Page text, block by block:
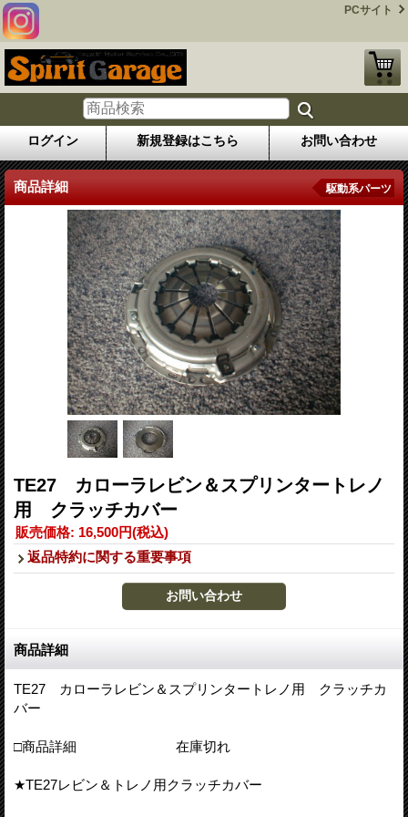
PCサイト
ログイン 新規登録はこちら お問い合わせ
商品詳細 駆動系パーツ
TE27 カローラレビン＆スプリンタートレノ
用 クラッチカバー
販売価格: 16,500円(税込)
返品特約に関する重要事項
商品詳細
TE27 カローラレビン＆スプリンタートレノ用 クラッチカ
バー
□商品詳細 在庫切れ
★TE27レビン＆トレノ用クラッチカバー